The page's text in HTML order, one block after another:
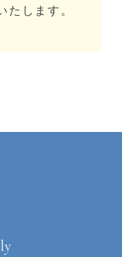
たします。